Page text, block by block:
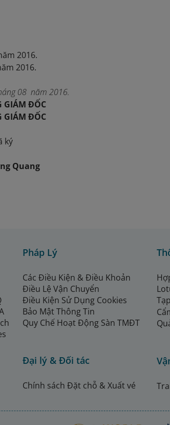
2016.
2016.
08 năm 2016.
GIÁM ĐỐC
GIÁM ĐỐC
ký
Quang
Pháp Lý
Các Điều Kiện & Điều Khoản
Điều Lệ Vận Chuyển
Điều Kiện Sử Dụng Cookies
Bảo Mật Thông Tin
Quy Chế Hoạt Động Sàn TMĐT
Đại lý & Đối tác
Chính sách Đặt chỗ & Xuất vé